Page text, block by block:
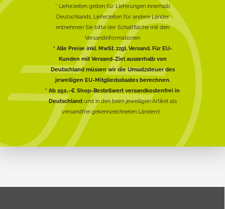
* Lieferzeiten gelten für Lieferungen innerhalb
Deutschlands, Lieferzeiten für andere Länder
entnehmen Sie bitte der Schaltfläche mit den
Versandinformationen
* Alle Preise inkl. MwSt. zzgl. Versand. Für EU-
Kunden mit Versand-Ziel ausserhalb von
Deutschland müssen wir die Umsatzsteuer des
jeweiligen EU-Mitgliedsstaates berechnen.
* Ab 250,-€ Shop-Bestellwert versandkostenfrei in
Deutschlandund in den beim jeweiligen Artikel als
versandfrei gekennzeichneten Ländern!